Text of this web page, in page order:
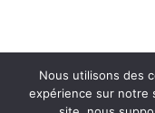
Copyright © 2026
Nous utilisons des
expérience sur notre